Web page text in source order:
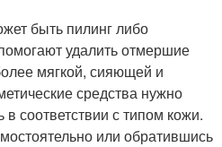
быть пилинг либо
удалить отмершие
мягкой, сияющей и
средства нужно
в соответствии с типом кожи.
или обратившись